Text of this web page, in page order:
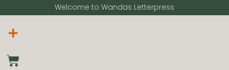
Welcome to Wandas Letterpress​